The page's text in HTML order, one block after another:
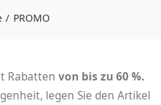
PROMO
Rabatten von bis zu 60 %.
legen Sie den Artikel